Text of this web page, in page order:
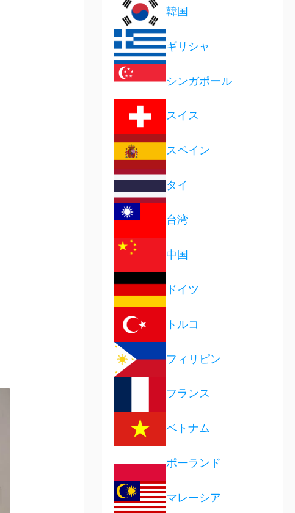
韓国
ギリシャ
シンガポール
スイス
スペイン
タイ
台湾
中国
ドイツ
トルコ
フィリピン
フランス
ベトナム
ポーランド
マレーシア